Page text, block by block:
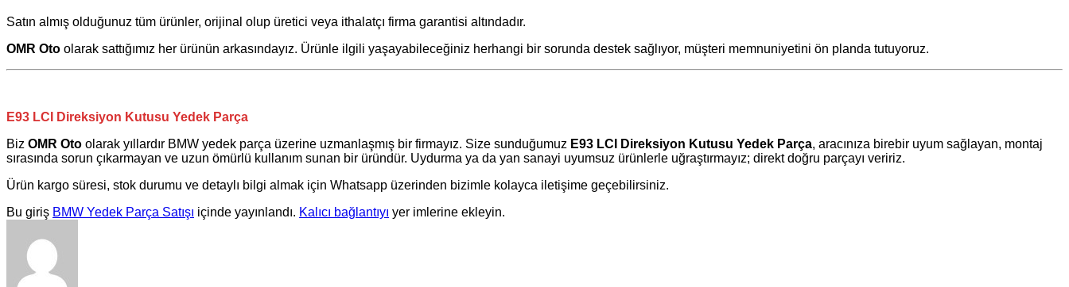
Satın almış olduğunuz tüm ürünler, orijinal olup üretici veya ithalatçı firma garantisi altındadır.
OMR Oto olarak sattığımız her ürünün arkasındayız. Ürünle ilgili yaşayabileceğiniz herhangi bir sorunda destek sağlıyor, müşteri memnuniyetini ön planda tutuyoruz.
E93 LCI Direksiyon Kutusu Yedek Parça
Biz OMR Oto olarak yıllardır BMW yedek parça üzerine uzmanlaşmış bir firmayız. Size sunduğumuz E93 LCI Direksiyon Kutusu Yedek Parça, aracınıza birebir uyum sağlayan, montaj
sırasında sorun çıkarmayan ve uzun ömürlü kullanım sunan bir üründür. Uydurma ya da yan sanayi uyumsuz ürünlerle uğraştırmayız; direkt doğru parçayı veririz.
Ürün kargo süresi, stok durumu ve detaylı bilgi almak için Whatsapp üzerinden bizimle kolayca iletişime geçebilirsiniz.
Bu giriş BMW Yedek Parça Satışı içinde yayınlandı. Kalıcı bağlantıyı yer imlerine ekleyin.